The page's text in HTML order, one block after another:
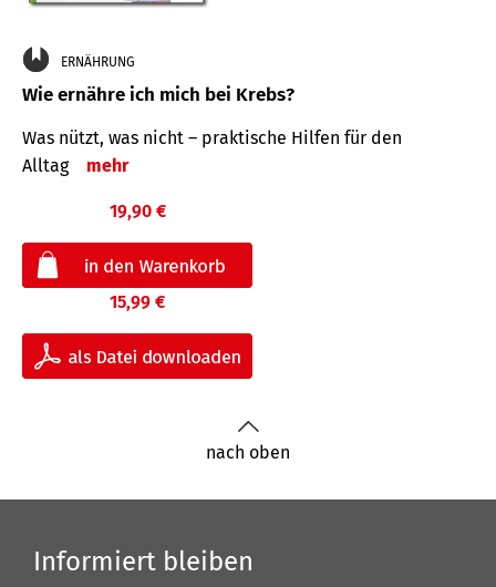
ERNÄHRUNG
Wie ernähre ich mich bei Krebs?
Was nützt, was nicht – praktische Hilfen für den
Alltag
mehr
19,90 €
15,99 €
nach oben
Informiert bleiben